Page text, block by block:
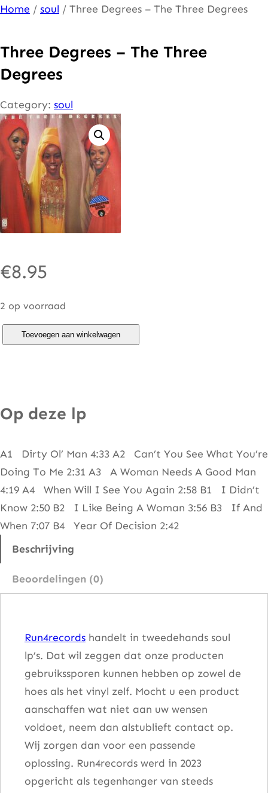
Ga
de
inhoud
Home / soul / Three Degrees – The Three Degrees
Three Degrees – The Three
Degrees
Category: soul
€8.95
2 op voorraad
D
g
r
e
e
s
T
Toevoegen aan winkelwagen
Op deze lp
A1 Dirty Ol’ Man 4:33 A2 Can’t You See What You’re
Doing To Me 2:31 A3 A Woman Needs A Good Man
4:19 A4 When Will I See You Again 2:58 B1 I Didn’t
Know 2:50 B2 I Like Being A Woman 3:56 B3 If And
When 7:07 B4 Year Of Decision 2:42
Beschrijving
Beoordelingen (0)
Run4records handelt in tweedehands soul
lp’s. Dat wil zeggen dat onze producten
gebruikssporen kunnen hebben op zowel de
hoes als het vinyl zelf. Mocht u een product
aanschaffen wat niet aan uw wensen
voldoet, neem dan alstublieft contact op.
Wij zorgen dan voor een passende
oplossing. Run4records werd in 2023
opgericht als tegenhanger van steeds